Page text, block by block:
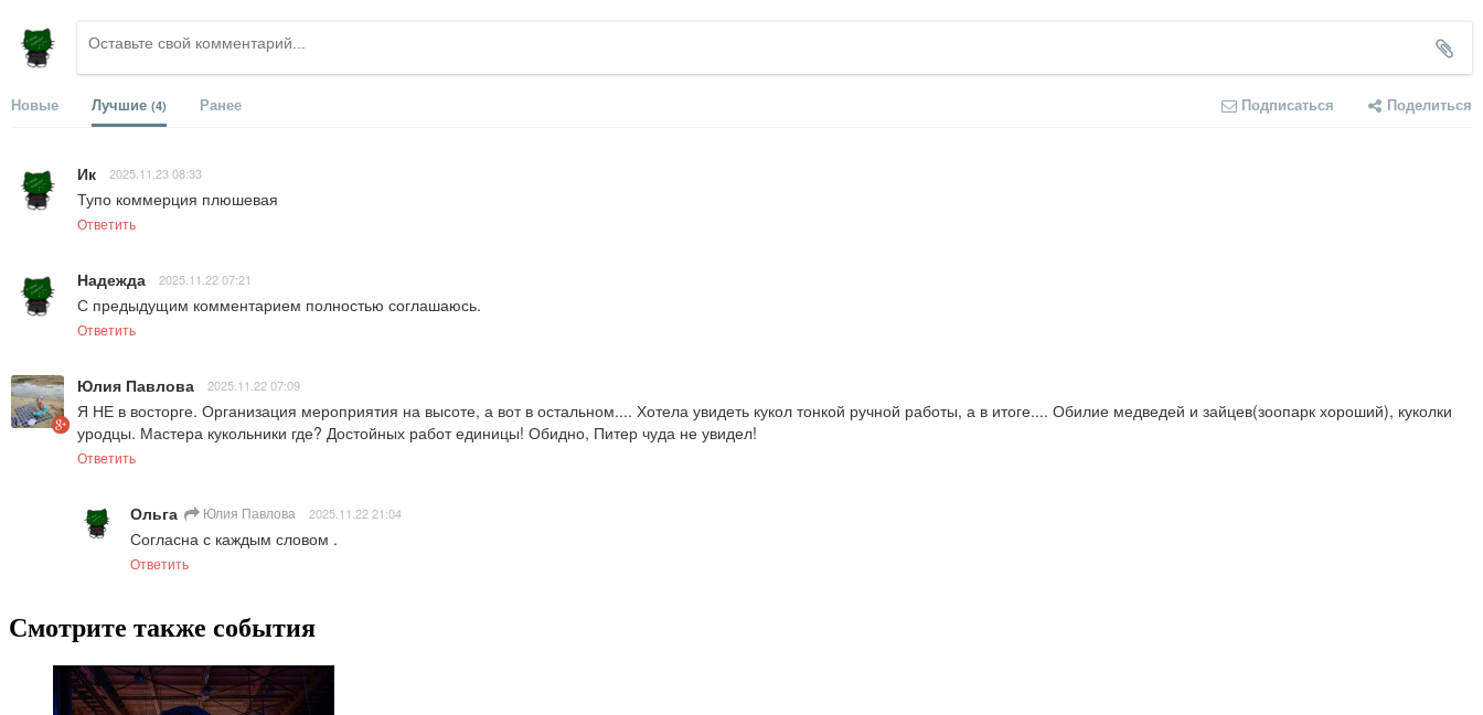
Новые Лучшие (4) Ранее Подписаться Поделиться
Ик 2025.11.23 08:33
Тупо коммерция плюшевая
Ответить
Надежда 2025.11.22 07:21
С предыдущим комментарием полностью соглашаюсь.
Ответить
Юлия Павлова 2025.11.22 07:09
Я НЕ в восторге. Организация мероприятия на высоте, а вот в остальном.... Хотела увидеть кукол тонкой ручной работы, а в итоге.... Обилие медведей и зайцев(зоопарк хороший), куколки
уродцы. Мастера кукольники где? Достойных работ единицы! Обидно, Питер чуда не увидел!
Ответить
Ольга Юлия Павлова 2025.11.22 21:04
Согласна с каждым словом .
Ответить
Смотрите также события